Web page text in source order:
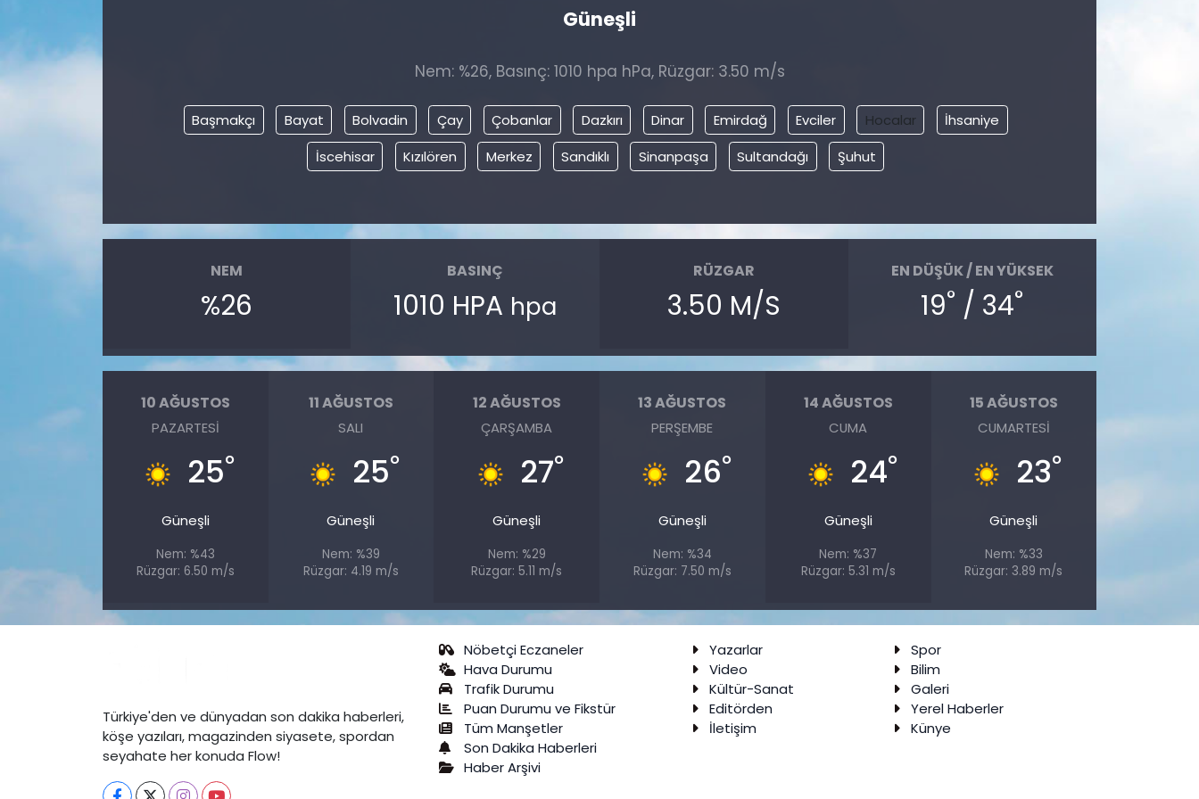
Güneşli
Nem: %26, Basınç: 1010 hpa hPa, Rüzgar: 3.50 m/s
Başmakçı Bayat Bolvadin Çay Çobanlar Dazkırı Dinar Emirdağ Evciler Hocalar
İhsaniye
İscehisar
Kızılören Merkez Sandıklı Sinanpaşa Sultandağı Şuhut
NEM
%26
BASINÇ
1010 HPA hpa
RÜZGAR
3.50 M/S
EN DÜŞÜK / EN YÜKSEK
19° / 34°
10 AĞUSTOS
PAZARTESI
25°
Güneşli
Nem: %43
Rüzgar: 6.50 m/s
11 AĞUSTOS
SALI
25°
Güneşli
Nem: %39
Rüzgar: 4.19 m/s
12 AĞUSTOS
ÇARŞAMBA
27°
Güneşli
Nem: %29
Rüzgar: 5.11 m/s
13 AĞUSTOS
PERŞEMBE
26°
Güneşli
Nem: %34
Rüzgar: 7.50 m/s
14 AĞUSTOS
CUMA
24°
Güneşli
Nem: %37
Rüzgar: 5.31 m/s
15 AĞUSTOS
CUMARTESI
23°
Güneşli
Nem: %33
Rüzgar: 3.89 m/s
Türkiye'den ve dünyadan son dakika haberleri,
köşe yazıları, magazinden siyasete, spordan
seyahate her konuda Flow!
Nöbetçi Eczaneler
Hava Durumu
Trafik Durumu
Puan Durumu ve Fikstür
Tüm Manşetler
Son Dakika Haberleri
Haber Arşivi
Yazarlar
Spor
Video
Bilim
Kültür-Sanat
Galeri
Editörden
Yerel Haberler
İletişim
Künye